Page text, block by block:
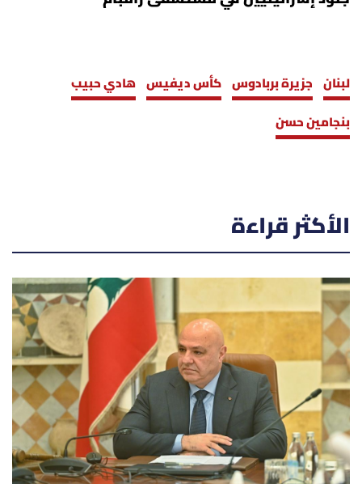
لبنان جزيرة بربادوس كأس ديفيس هادي حبيب
بنجامين حسن
الأكثر قراءة